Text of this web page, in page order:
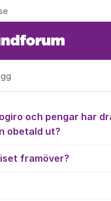
i el- fjärrvärme eller
och pengar har
obetald ut?
framöver?